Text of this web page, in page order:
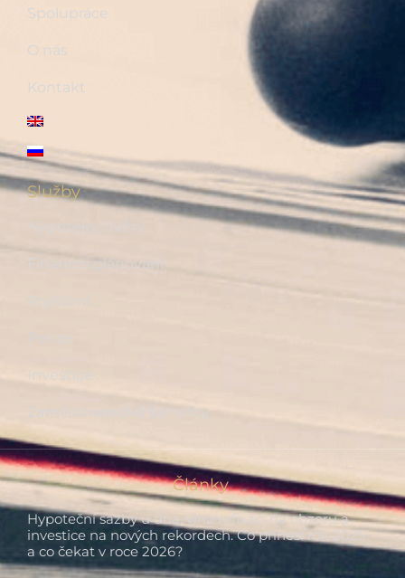
Spolupráce
O nás
Kontakt
Služby
Hypotéky, úvěry
Finanční plánování
Zaměstnanecké benefity
Články
Hypoteční sazby u dna, vlna refixací na obzoru a
investice na nových rekordech. Co přinesl rok 2025
a co čekat v roce 2026?